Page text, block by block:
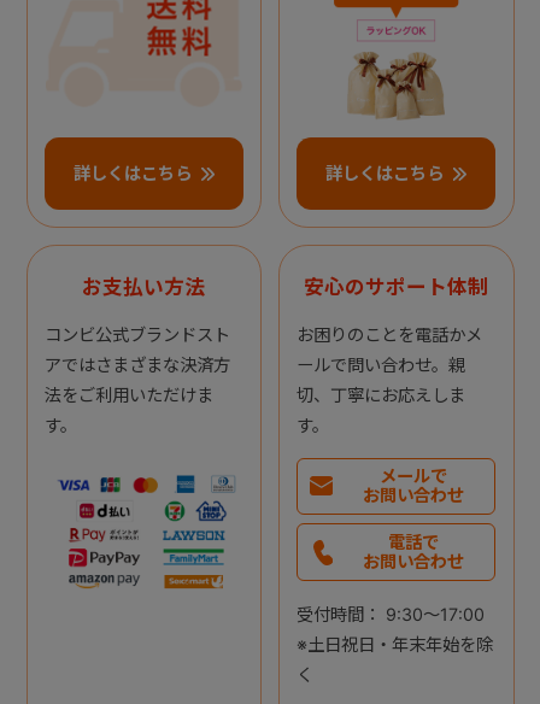
詳しくはこちら 詳しくはこちら
お支払い方法
コンビ公式ブランドスト
アではさまざまな決済方
法をご利用いただけま
す。
安心のサポート体制
お困りのことを電話かメ
ールで問い合わせ。親
切、丁寧にお応えしま
す。
メールで
お問い合わせ
電話で
お問い合わせ
受付時間： 9:30～17:00
※土日祝日・年末年始を除
く